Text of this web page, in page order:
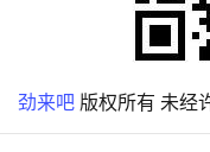
劲来吧 版权所有 未经